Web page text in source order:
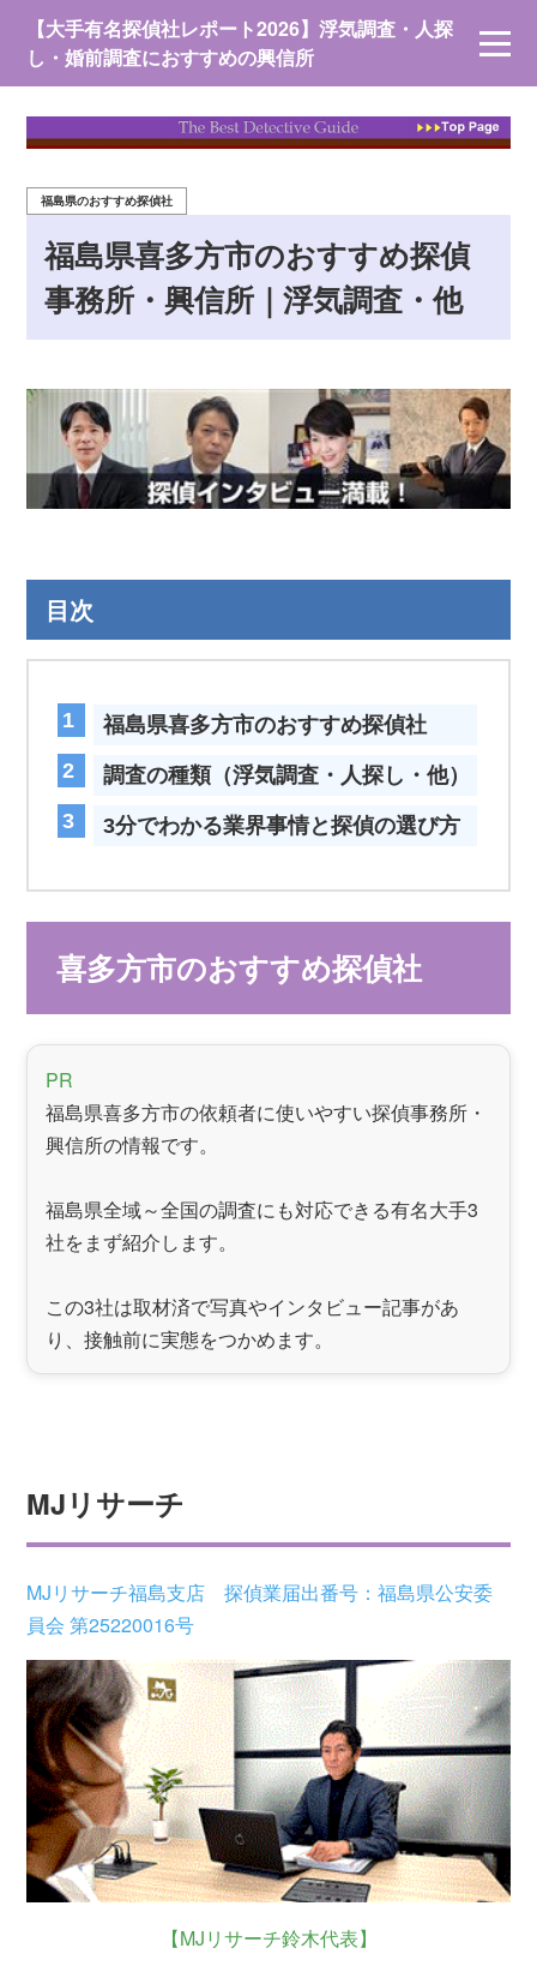
【大手有名探偵社レポート2026】浮気調査・人探
し・婚前調査におすすめの興信所
福島県喜多方市のおすすめ探偵
事務所・興信所｜浮気調査・他
福島県のおすすめ探偵社
目次
福島県喜多方市のおすすめ探偵社
調査の種類（浮気調査・人探し・他）
3分でわかる業界事情と探偵の選び方
喜多方市のおすすめ探偵社
PR
福島県喜多方市の依頼者に使いやすい探偵事務所・
興信所の情報です。
福島県全域～全国の調査にも対応できる有名大手3
社をまず紹介します。
この3社は取材済で写真やインタビュー記事があ
り、接触前に実態をつかめます。
MJリサーチ
MJリサーチ福島支店 探偵業届出番号：福島県公安委
員会 第25220016号
【MJリサーチ鈴木代表】